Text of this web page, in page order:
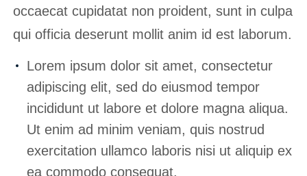
occaecat cupidatat non proident, sunt in culpa
qui officia deserunt mollit anim id est laborum.
Lorem ipsum dolor sit amet, consectetur
adipiscing elit, sed do eiusmod tempor
incididunt ut labore et dolore magna aliqua.
Ut enim ad minim veniam, quis nostrud
exercitation ullamco laboris nisi ut aliquip ex
ea commodo consequat.